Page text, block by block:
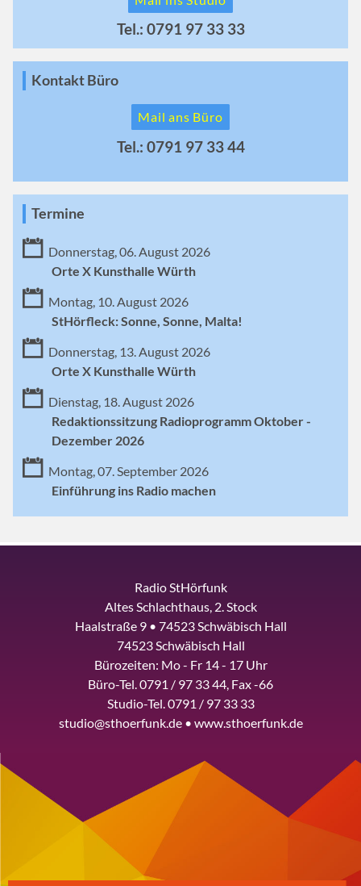
Tel.: 0791 97 33 33
Kontakt Büro
Mail ans Büro
Tel.: 0791 97 33 44
Termine
Donnerstag, 06. August 2026
Orte X Kunsthalle Würth
Montag, 10. August 2026
StHörfleck: Sonne, Sonne, Malta!
Donnerstag, 13. August 2026
Orte X Kunsthalle Würth
Dienstag, 18. August 2026
Redaktionssitzung Radioprogramm Oktober -
Dezember 2026
Montag, 07. September 2026
Einführung ins Radio machen
Radio StHörfunk
Altes Schlachthaus, 2. Stock
Haalstraße 9 • 74523 Schwäbisch Hall
74523 Schwäbisch Hall
Bürozeiten: Mo - Fr 14 - 17 Uhr
Büro-Tel. 0791 / 97 33 44, Fax -66
Studio-Tel. 0791 / 97 33 33
studio@sthoerfunk.de • www.sthoerfunk.de